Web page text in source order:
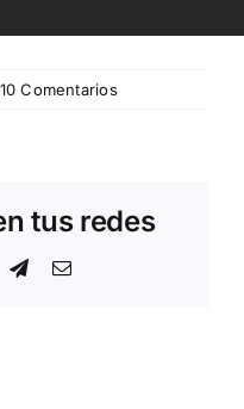
10 Comentarios
tus redes
TelegramCorreo